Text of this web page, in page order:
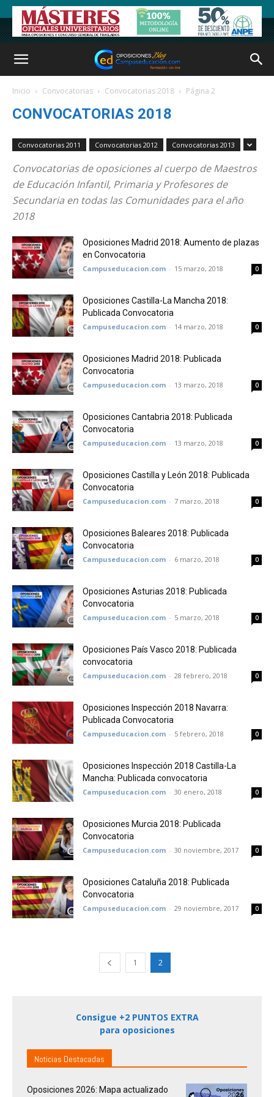
Inicio Convocatorias Convocatorias 2018 Página 2
CONVOCATORIAS 2018
Convocatorias 2011 Convocatorias 2012 Convocatorias 2013
Convocatorias de oposiciones al cuerpo de Maestros
de Educación Infantil, Primaria y Profesores de
Secundaria en todas las Comunidades para el año
2018
Oposiciones Madrid 2018: Aumento de plazas
en Convocatoria
Campuseducacion.com - 15 marzo, 2018 0
Oposiciones Castilla-La Mancha 2018:
Publicada Convocatoria
Campuseducacion.com - 14 marzo, 2018 0
Oposiciones Madrid 2018: Publicada
Convocatoria
Campuseducacion.com - 13 marzo, 2018 0
Oposiciones Cantabria 2018: Publicada
Convocatoria
Campuseducacion.com - 13 marzo, 2018 0
Oposiciones Castilla y León 2018: Publicada
Convocatoria
Campuseducacion.com - 7 marzo, 2018 0
Oposiciones Baleares 2018: Publicada
Convocatoria
Campuseducacion.com - 6 marzo, 2018 0
Oposiciones Asturias 2018: Publicada
Convocatoria
Campuseducacion.com - 5 marzo, 2018 0
Oposiciones País Vasco 2018: Publicada
convocatoria
Campuseducacion.com - 28 febrero, 2018 0
Oposiciones Inspección 2018 Navarra:
Publicada Convocatoria
Campuseducacion.com - 5 febrero, 2018 0
Oposiciones Inspección 2018 Castilla-La
Mancha: Publicada convocatoria
Campuseducacion.com - 30 enero, 2018 0
Oposiciones Murcia 2018: Publicada
Convocatoria
Campuseducacion.com - 30 noviembre, 2017 0
Oposiciones Cataluña 2018: Publicada
Convocatoria
Campuseducacion.com - 29 noviembre, 2017 0
1 2
Consigue +2 PUNTOS EXTRA
para oposiciones
Noticias Destacadas
Oposiciones 2026: Mapa actualizado